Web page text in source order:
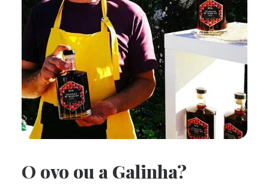
O ovo ou a Galinha?